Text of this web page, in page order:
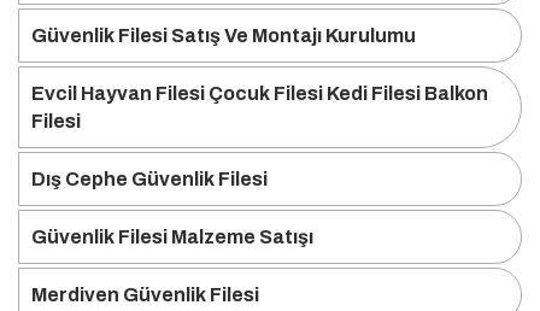
Güvenlik Filesi Satış Ve Montajı Kurulumu
Evcil Hayvan Filesi Çocuk Filesi Kedi Filesi Balkon
Filesi
Dış Cephe Güvenlik Filesi
Güvenlik Filesi Malzeme Satışı
Merdiven Güvenlik Filesi